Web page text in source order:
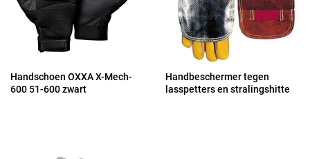
Handschoen OXXA X-Mech-
600 51-600 zwart
Handbeschermer tegen
lasspetters en stralingshitte